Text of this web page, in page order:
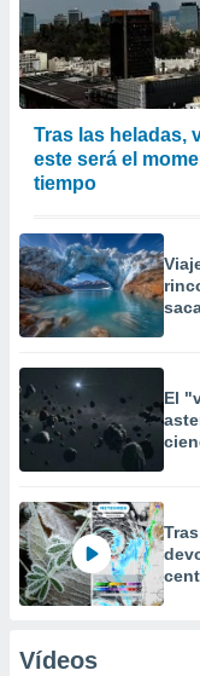
Tras las heladas,
este será el
tiempo
El
Vídeos